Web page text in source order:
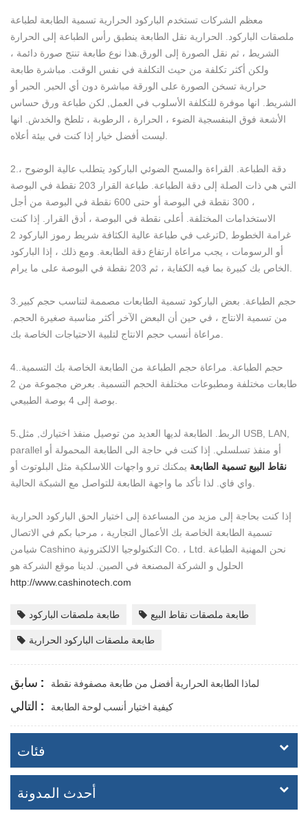
معظم الشركات تستخدم الباركود الحرارية تسمية الطابعة لطباعة
ملصقات الباركود. الحرارية نقل الطابعة ينطبق رأس الطباعة إلى الحرارة
الشريط ، ثم نقل الصورة إلى الورق.هذا نوع طابعة تنتج صورة دائمة ،
ولكن أكثر تكلفة من حيث التكلفة في نفس الوقت. مباشرة طابعة
حرارية تسخن الصورة على الورقة مباشرة دون أي الحبر, الحبر أو
الشريط. انها موفرة للتكلفة الأسلوب في العمل, لكن طباعة ورق حساس
الأشعة فوق البنفسجية الضوء ، الحرارة ، الرطوبة ، تلطخ والخدش. انها
2.دقة الطباعة. القراءة والمسح الضوئي الباركود يتطلب عالية الوضوح ،
التي هي ذات الصلة إلى دقة الطباعة. طباعة القرار 203 نقطة في البوصة
، 300 نقطة في البوصة أو حتى 600 نقطة في البوصة من أجل
الاستخدامات المختلفة. أعلى نقطة في البوصة ، أدق القرار. إذا كنت
ترغب في طباعة عالية الكثافة شريط رموز الباركود 2D, غرامة الخطوط
أو الرسومات ، يجب مراعاة ارتفاع دقة الطابعة. ومع ذلك ، إذا الباركود
3.حجم الطباعة. بعض الباركود تسمية الطابعات مصممة لتناسب حجم كبير
من تسمية الانتاج ، في حين أن البعض الآخر أكثر مناسبة صغيرة الحجم.
4.حجم الطباعة. مراعاة حجم الطباعة من الطابعة الخاصة بك التسمية.
طابعات مختلفة ومطبوعات مختلفة الحجم التسمية. بعرض مجموعة من 2
5.الربط. الطابعة لديها العديد من توصيل منفذ اختيارك, مثل USB, LAN,
parallel أو منفذ تسلسلي. إذا كنت في حاجة الى الطابعة المحمولة أو
نقاط البيع تسمية الطابعة يمكنك ترو واجهات اللاسلكية مثل البلوتوث أو
إذا كنت بحاجة إلى مزيد من المساعدة إلى اختيار الحق الباركود الحرارية
تسمية الطابعة الخاصة بك الأعمال التجارية ، مرحبا بكم في الاتصال
شيامن Cashino التكنولوجيا الالكترونية Co. ، Ltd. نحن المهنية الطباعة
الحلول و الشركة المصنعة في الصين. لدينا موقع الشركة هو
http://www.cashinotech.com
طابعة ملصقات الباركود طابعة ملصقات نقاط البيع
طابعة ملصقات الباركود الحرارية
سابق : لماذا الطابعة الحرارية أفضل من طابعة مصفوفة نقطة
التالي : كيفية اختيار أنسب لوحة الطابعة
فئات
أحدث المدونة